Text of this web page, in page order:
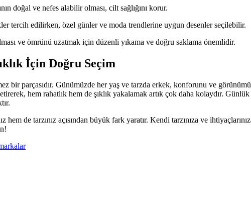
doğal ve nefes alabilir olması, cilt sağlığını korur.
tercih edilirken, özel günler ve moda trendlerine uygun desenler seçilebilir.
ve ömrünü uzatmak için düzenli yıkama ve doğru saklama önemlidir.
İçin Doğru Seçim
bir parçasıdır. Günümüzde her yaş ve tarzda erkek, konforunu ve
hem rahatlık hem de şıklık yakalamak artık çok daha kolaydır.
hem de tarzınız açısından büyük fark yaratır. Kendi tarzınıza ve